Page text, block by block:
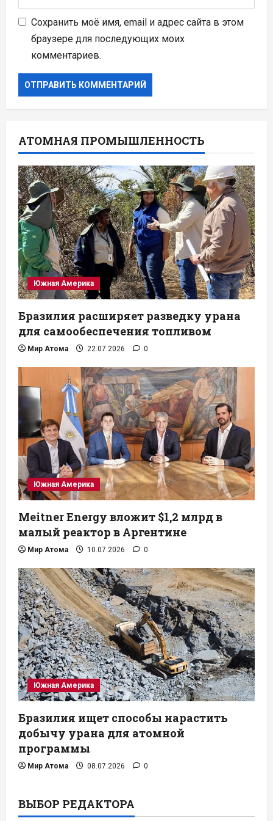
Сохранить моё имя, email и адрес сайта в этом
браузере для последующих моих
комментариев.
АТОМНАЯ ПРОМЫШЛЕННОСТЬ
Южная Америка
Бразилия расширяет разведку урана
для самообеспечения топливом
Мир Атома 22.07.2026 0
Южная Америка
Meitner Energy вложит $1,2 млрд в
малый реактор в Аргентине
Мир Атома 10.07.2026 0
Южная Америка
Бразилия ищет способы нарастить
добычу урана для атомной
программы
Мир Атома 08.07.2026 0
ВЫБОР РЕДАКТОРА